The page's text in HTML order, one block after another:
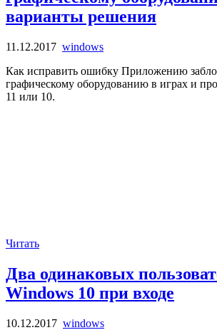
варианты решения
11.12.2017 windows
Как исправить ошибку Приложению
графическому оборудованию в играх и
11 или 10.
Читать
Два одинаковых
Windows 10 при входе
10.12.2017 windows